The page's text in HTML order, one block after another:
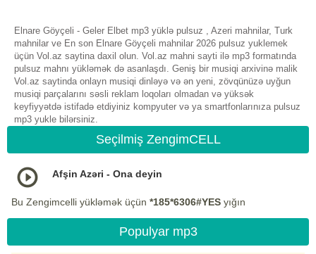
Elnare Göyçeli - Geler Elbet mp3 yüklə pulsuz , Azeri mahnilar, Turk
mahnilar ve En son Elnare Göyçeli mahnilar 2026 pulsuz yuklemek
üçün Vol.az saytina daxil olun. Vol.az mahni sayti ilə mp3 formatında
pulsuz mahnı yükləmək də asanlaşdı. Geniş bir musiqi arxivinə malik
Vol.az saytinda onlayn musiqi dinləyə və ən yeni, zövqünüzə uyğun
musiqi parçalarını səsli reklam loqoları olmadan və yüksək
keyfiyyətdə istifadə etdiyiniz kompyuter və ya smartfonlarınıza pulsuz
mp3 yukle bilərsiniz.
Seçilmiş ZengimCELL
Afşin Azəri - Ona deyin
Bu Zengimcelli yükləmək üçün *185*6306#YES yığın
Populyar mp3